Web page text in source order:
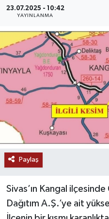
23.07.2025 - 10:42
YAYINLANMA
Paylaş
Sivas’ın Kangal
Dağıtım A.Ş.’ye ait
MAGAZİN
ÖZEL HABER
RESMİ İLANLAR
SAĞLIK
SİYASET
SOSYAL YARDIMLAR
SPONSORLU YAZI
SPOR
TEKNOLOJİ